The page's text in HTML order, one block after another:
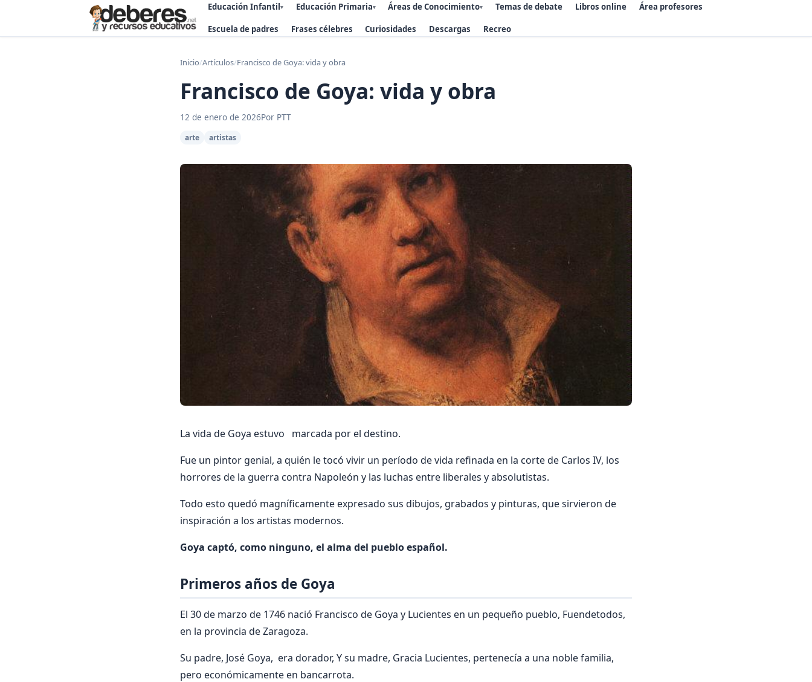
Educación Infantil▾ Educación Primaria▾ Áreas de Conocimiento▾ Temas de debate Libros online Área profesores
Escuela de padres Frases célebres Curiosidades Descargas Recreo
Inicio/Artículos/Francisco de Goya: vida y obra
Francisco de Goya: vida y obra
12 de enero de 2026Por PTT
arte artistas
La vida de Goya estuvo marcada por el destino.
Fue un pintor genial, a quién le tocó vivir un período de vida refinada en la corte de Carlos IV, los
horrores de la guerra contra Napoleón y las luchas entre liberales y absolutistas.
Todo esto quedó magníficamente expresado sus dibujos, grabados y pinturas, que sirvieron de
inspiración a los artistas modernos.
Goya captó, como ninguno, el alma del pueblo español.
Primeros años de Goya
El 30 de marzo de 1746 nació Francisco de Goya y Lucientes en un pequeño pueblo, Fuendetodos,
en la provincia de Zaragoza.
Su padre, José Goya, era dorador, Y su madre, Gracia Lucientes, pertenecía a una noble familia,
pero económicamente en bancarrota.